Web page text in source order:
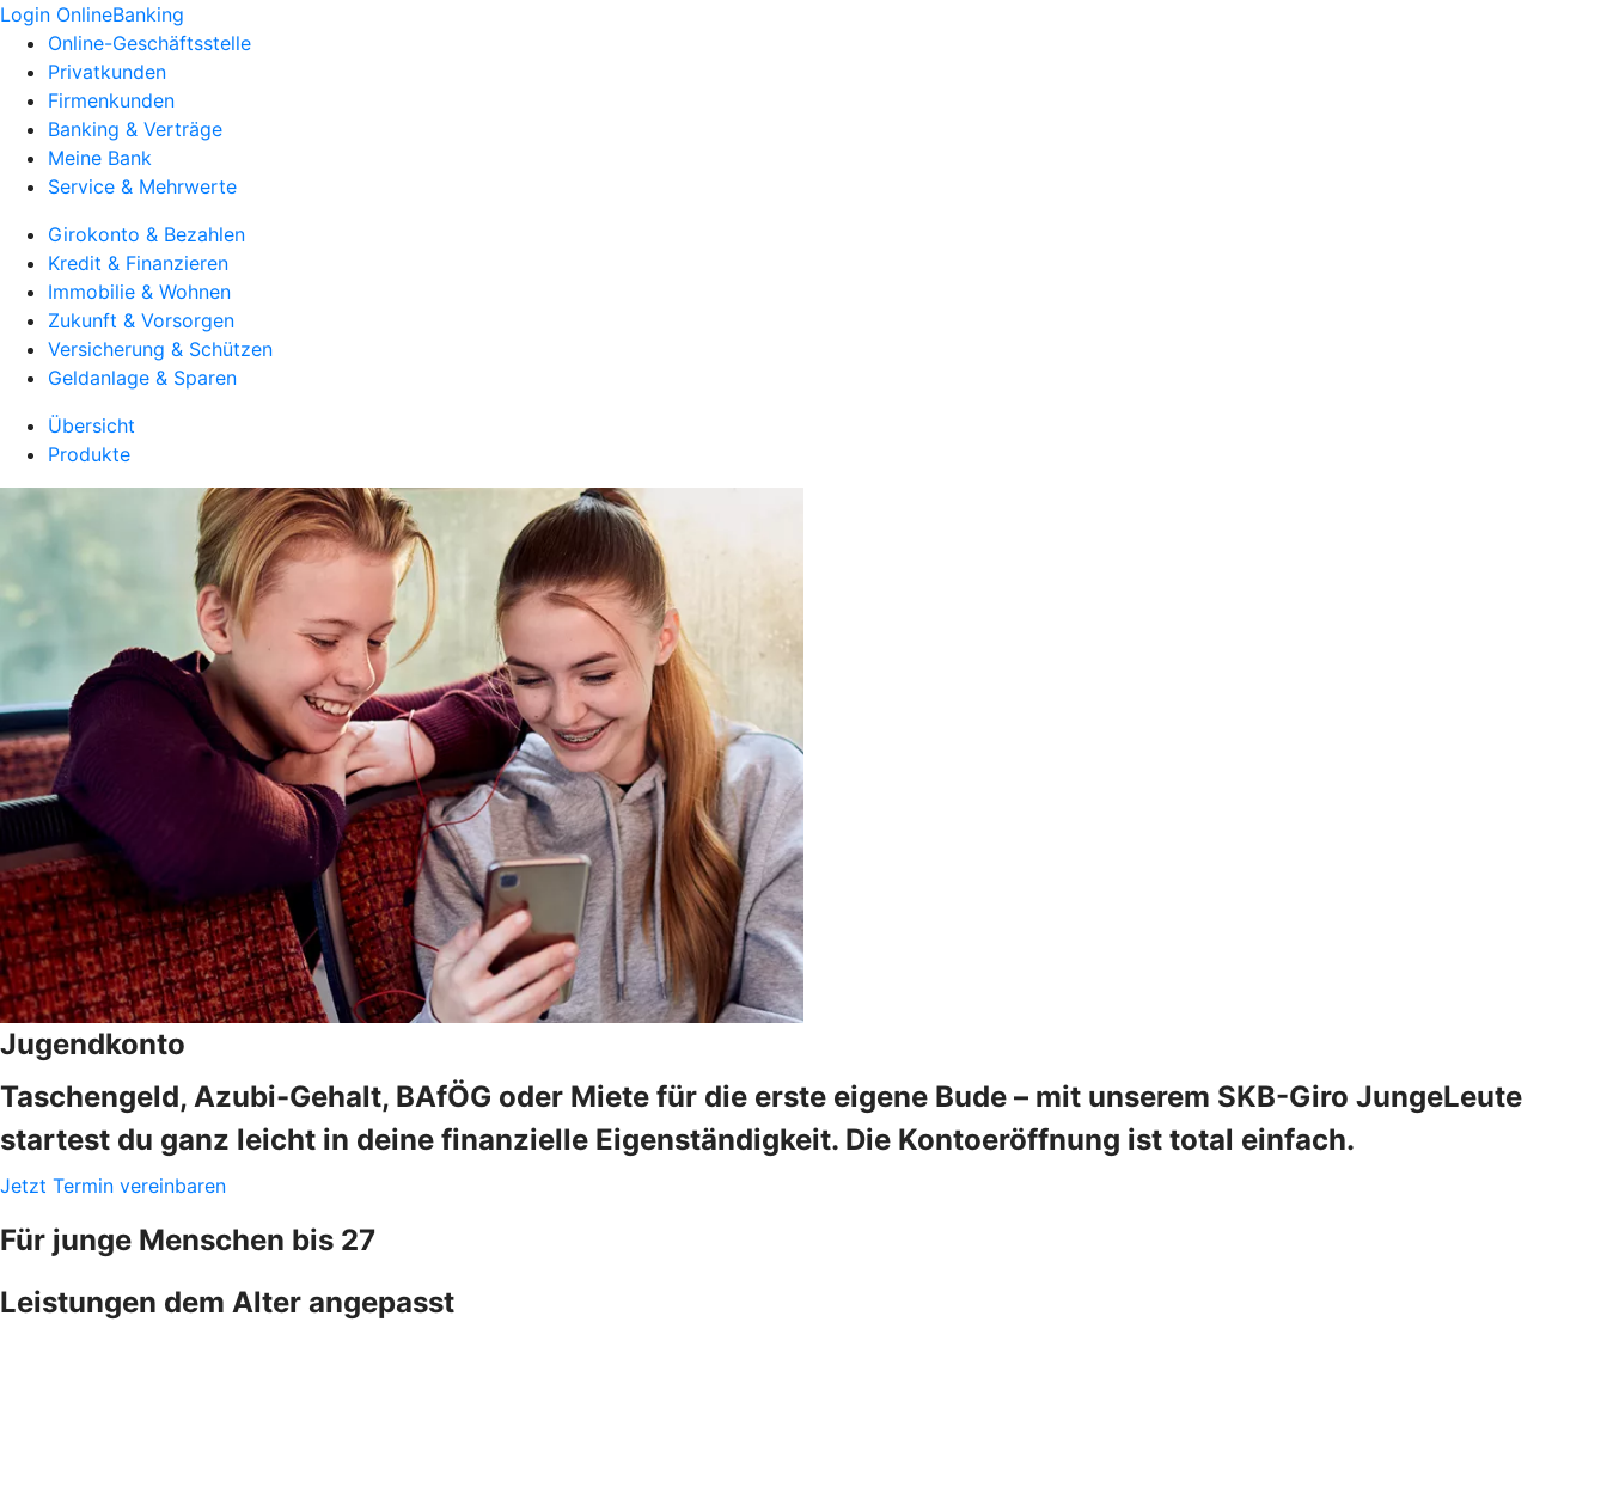
Login OnlineBanking
Online-Geschäftsstelle
Privatkunden
Firmenkunden
Banking & Verträge
Meine Bank
Service & Mehrwerte
Girokonto & Bezahlen
Kredit & Finanzieren
Immobilie & Wohnen
Zukunft & Vorsorgen
Versicherung & Schützen
Geldanlage & Sparen
Übersicht
Produkte
Jugendkonto
Taschengeld, Azubi-Gehalt, BAfÖG oder Miete für die erste eigene Bude – mit unserem SKB-Giro JungeLeute
startest du ganz leicht in deine finanzielle Eigenständigkeit. Die Kontoeröffnung ist total einfach.
Jetzt Termin vereinbaren
Für junge Menschen bis 27
Leistungen dem Alter angepasst